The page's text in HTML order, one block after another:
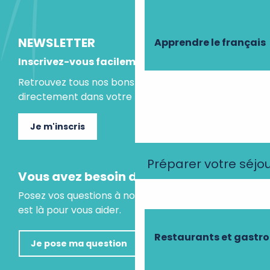
Apprendre le français
Préparer votre
Restaurants et
NEWSLETTER
Inscrivez-vous facilement
Retrouvez tous nos bons plans et idées séjours
directement dans votre boite mail.
Je m'inscris
Vous avez besoin d'un conseil ?
Posez vos questions à notre assistant virtuel, il
est là pour vous aider.
Je pose ma question